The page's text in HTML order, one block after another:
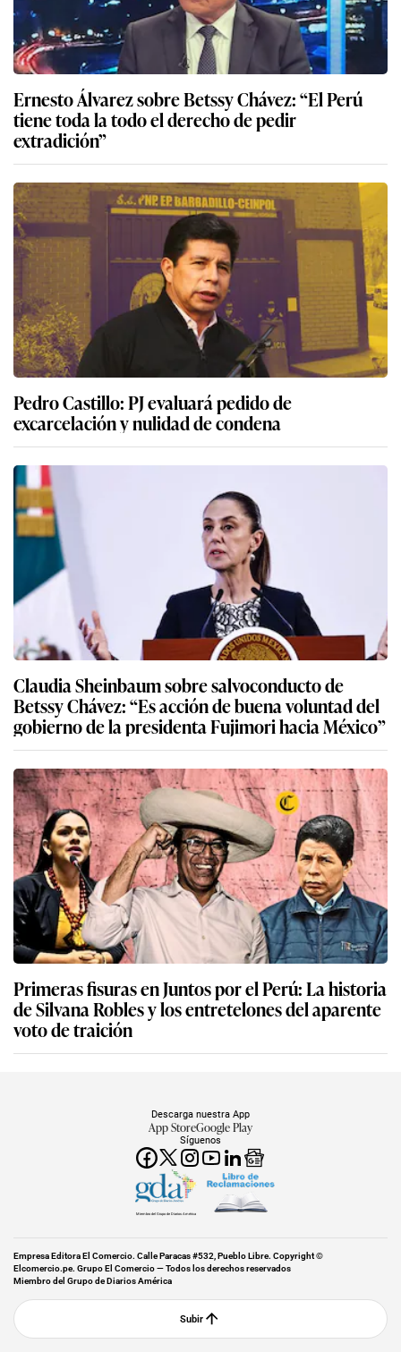
Ernesto Álvarez sobre Betssy Chávez: “El Perú
tiene toda la todo el derecho de pedir
extradición”
Pedro Castillo: PJ evaluará pedido de
excarcelación y nulidad de condena
Claudia Sheinbaum sobre salvoconducto de
Betssy Chávez: “Es acción de buena voluntad del
gobierno de la presidenta Fujimori hacia México”
Primeras fisuras en Juntos por el Perú: La historia
de Silvana Robles y los entretelones del aparente
voto de traición
Síguenos
Descarga nuestra App
App StoreGoogle Play
Miembro del Grupo de Diarios América
Empresa Editora El Comercio. Calle Paracas #532, Pueblo Libre. Copyright ©
Elcomercio.pe. Grupo El Comercio — Todos los derechos reservados
Miembro del Grupo de Diarios América
Subir